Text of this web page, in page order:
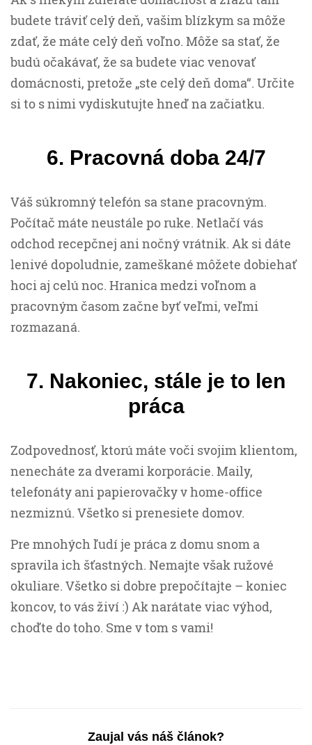
budete tráviť celý deň, vašim blízkym sa môže
zdať, že máte celý deň voľno. Môže sa stať, že
budú očakávať, že sa budete viac venovať
domácnosti, pretože „ste celý deň doma“. Určite
si to s nimi vydiskutujte hneď na začiatku.
6. Pracovná doba 24/7
Váš súkromný telefón sa stane pracovným.
Počítač máte neustále po ruke. Netlačí vás
odchod recepčnej ani nočný vrátnik. Ak si dáte
lenivé dopoludnie, zameškané môžete dobiehať
hoci aj celú noc. Hranica medzi voľnom a
pracovným časom začne byť veľmi, veľmi
rozmazaná.
7. Nakoniec, stále je to len
práca
Zodpovednosť, ktorú máte voči svojim klientom,
nenecháte za dverami korporácie. Maily,
telefonáty ani papierovačky v home-office
nezmiznú. Všetko si prenesiete domov.
Pre mnohých ľudí je práca z domu snom a
spravila ich šťastných. Nemajte však ružové
okuliare. Všetko si dobre prepočítajte – koniec
koncov, to vás živí :) Ak narátate viac výhod,
choďte do toho. Sme v tom s vami!
Zaujal vás náš článok?